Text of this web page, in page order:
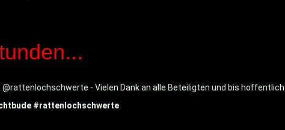
- Vielen Dank an alle Beteiligten und bis hoffentlich
#rattenlochschwerte